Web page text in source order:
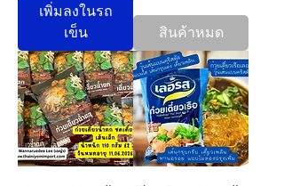
เพิ่มลงในรถ
เข็น
สินค้าหมด